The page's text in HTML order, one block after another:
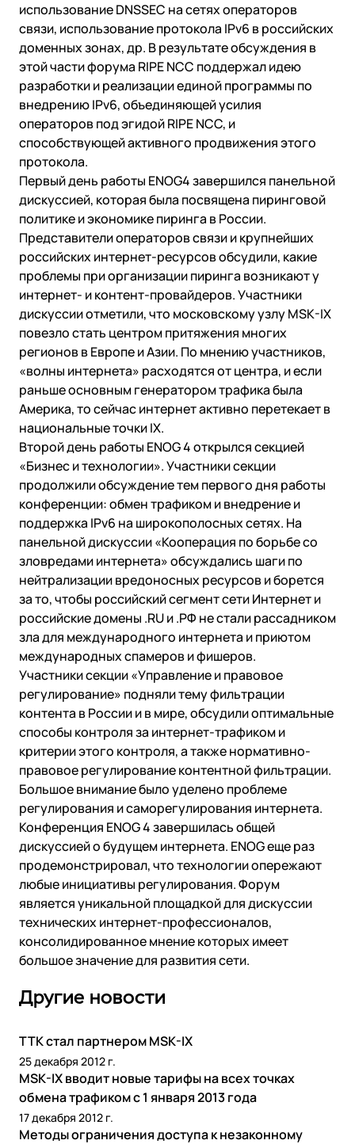
использование DNSSEC на сетях операторов
связи, использование протокола IPv6 в российских
доменных зонах, др. В результате обсуждения в
этой части форума RIPE NCC поддержал идею
разработки и реализации единой программы по
внедрению IPv6, объединяющей усилия
операторов под эгидой RIPE NCC, и
способствующей активного продвижения этого
протокола.
Первый день работы ENOG4 завершился панельной
дискуссией, которая была посвящена пиринговой
политике и экономике пиринга в России.
Представители операторов связи и крупнейших
российских интернет-ресурсов обсудили, какие
проблемы при организации пиринга возникают у
интернет- и контент-провайдеров. Участники
дискуссии отметили, что московскому узлу MSK-IX
повезло стать центром притяжения многих
регионов в Европе и Азии. По мнению участников,
«волны интернета» расходятся от центра, и если
раньше основным генератором трафика была
Америка, то сейчас интернет активно перетекает в
национальные точки IX.
Второй день работы ENOG 4 открылся секцией
«Бизнес и технологии». Участники секции
продолжили обсуждение тем первого дня работы
конференции: обмен трафиком и внедрение и
поддержка IPv6 на широкополосных сетях. На
панельной дискуссии «Кооперация по борьбе со
зловредами интернета» обсуждались шаги по
нейтрализации вредоносных ресурсов и борется
за то, чтобы российский сегмент сети Интернет и
российские домены .RU и .РФ не стали рассадником
зла для международного интернета и приютом
международных спамеров и фишеров.
Участники секции «Управление и правовое
регулирование» подняли тему фильтрации
контента в России и в мире, обсудили оптимальные
способы контроля за интернет-трафиком и
критерии этого контроля, а также нормативно-
правовое регулирование контентной фильтрации.
Большое внимание было уделено проблеме
регулирования и саморегулирования интернета.
Конференция ENOG 4 завершилась общей
дискуссией о будущем интернета. ENOG еще раз
продемонстрировал, что технологии опережают
любые инициативы регулирования. Форум
является уникальной площадкой для дискуссии
технических интернет-профессионалов,
консолидированное мнение которых имеет
большое значение для развития сети.
Другие новости
ТТК стал партнером MSK-IX
25 декабря 2012 г.
MSK-IX вводит новые тарифы на всех точках
обмена трафиком с 1 января 2013 года
17 декабря 2012 г.
Методы ограничения доступа к незаконному